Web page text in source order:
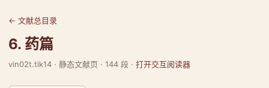
← 文献总目录
6. 药篇
vin02t.tik14 · 静态文献页 · 144 段 · 打开交互阅读器